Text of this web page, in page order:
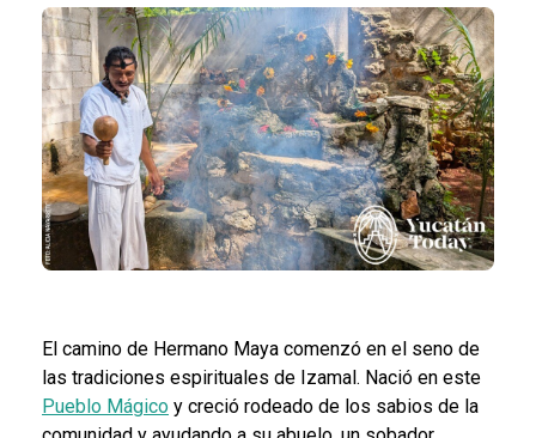
El camino de Hermano Maya comenzó en el seno de
las tradiciones espirituales de Izamal. Nació en este
Pueblo Mágico y creció rodeado de los sabios de la